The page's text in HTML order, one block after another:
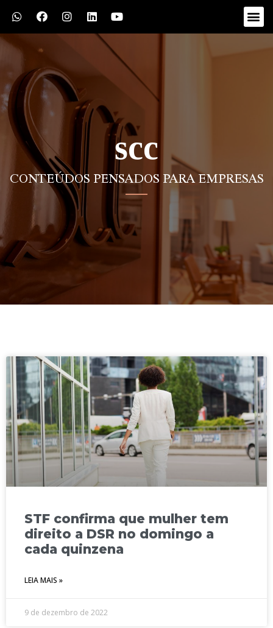
scc
CONTEÚDOS PENSADOS PARA EMPRESAS
STF confirma que mulher tem
direito a DSR no domingo a
cada quinzena
LEIA MAIS »
9 de dezembro de 2022